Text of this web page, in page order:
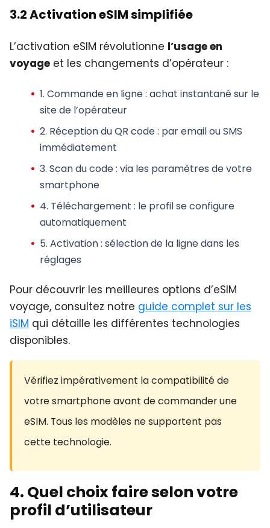
3.2 Activation eSIM simplifiée
L’activation eSIM révolutionne l’usage en
voyage et les changements d’opérateur :
1. Commande en ligne: achat instantané sur le
site de l’opérateur
2. Réception du QR code: par email ou SMS
immédiatement
3. Scan du code: via les paramètres de votre
smartphone
4. Téléchargement : le profil se configure
automatiquement
5. Activation: sélection de la ligne dans les
réglages
Pour découvrir les meilleures options d’eSIM
voyage, consultez notre guide complet sur les
iSIM qui détaille les différentes technologies
disponibles.
Vérifiez impérativement la compatibilité de
votre smartphone avant de commander une
eSIM. Tous les modèles ne supportent pas
cette technologie.
4. Quel choix faire selon votre
profil d’utilisateur